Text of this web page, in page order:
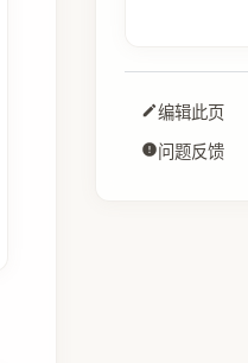
编辑此页
问题反馈